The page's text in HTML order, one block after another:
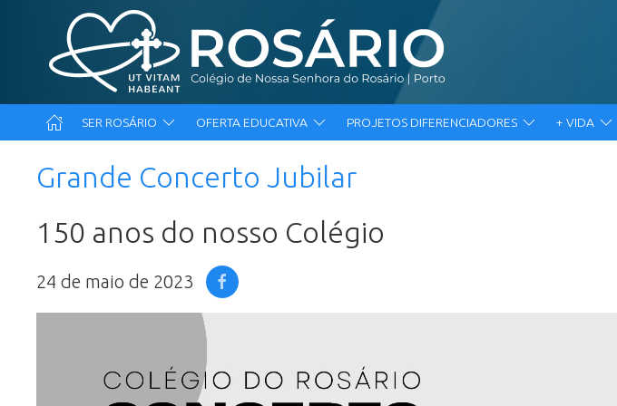
SER ROSÁRIO OFERTA EDUCATIVA PROJETOS DIFERENCIADORES + VIDA
Grande Concerto Jubilar
150 anos do nosso Colégio
24 de maio de 2023